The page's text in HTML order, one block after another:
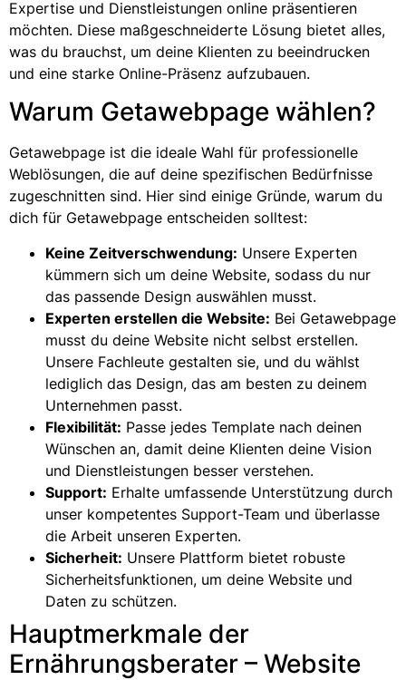
Expertise und Dienstleistungen online präsentieren
möchten. Diese maßgeschneiderte Lösung bietet alles,
was du brauchst, um deine Klienten zu beeindrucken
und eine starke Online-Präsenz aufzubauen.
Warum Getawebpage wählen?
Getawebpage ist die ideale Wahl für professionelle
Weblösungen, die auf deine spezifischen Bedürfnisse
zugeschnitten sind. Hier sind einige Gründe, warum du
dich für Getawebpage entscheiden solltest:
Keine Zeitverschwendung: Unsere Experten
kümmern sich um deine Website, sodass du nur
das passende Design auswählen musst.
Experten erstellen die Website: Bei Getawebpage
musst du deine Website nicht selbst erstellen.
Unsere Fachleute gestalten sie, und du wählst
lediglich das Design, das am besten zu deinem
Unternehmen passt.
Flexibilität: Passe jedes Template nach deinen
Wünschen an, damit deine Klienten deine Vision
und Dienstleistungen besser verstehen.
Support: Erhalte umfassende Unterstützung durch
unser kompetentes Support-Team und überlasse
die Arbeit unseren Experten.
Sicherheit: Unsere Plattform bietet robuste
Sicherheitsfunktionen, um deine Website und
Daten zu schützen.
Hauptmerkmale der
Ernährungsberater – Website